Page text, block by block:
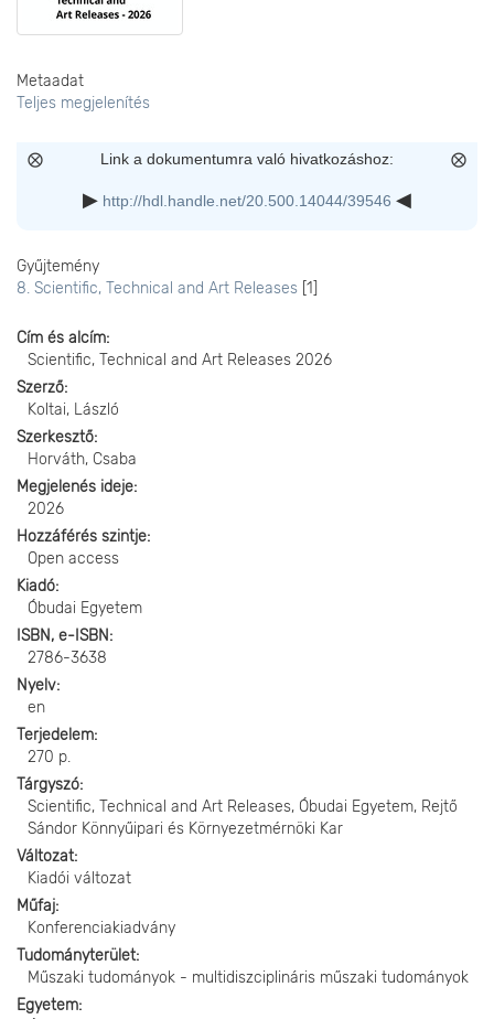
Metaadat
Teljes megjelenítés
Link a dokumentumra való hivatkozáshoz:
http://hdl.handle.net/20.500.14044/39546
Gyűjtemény
8. Scientific, Technical and Art Releases [1]
Cím és alcím
Scientific, Technical and Art Releases 2026
Szerző
Koltai, László
Szerkesztő
Horváth, Csaba
Megjelenés ideje
2026
Hozzáférés szintje
Open access
Kiadó
Óbudai Egyetem
ISBN, e-ISBN
2786-3638
Nyelv
en
Terjedelem
270 p.
Tárgyszó
Scientific, Technical and Art Releases, Óbudai Egyetem, Rejtő
Sándor Könnyűipari és Környezetmérnöki Kar
Változat
Kiadói változat
Műfaj
Konferenciakiadvány
Tudományterület
Műszaki tudományok - multidiszciplináris műszaki tudományok
Egyetem